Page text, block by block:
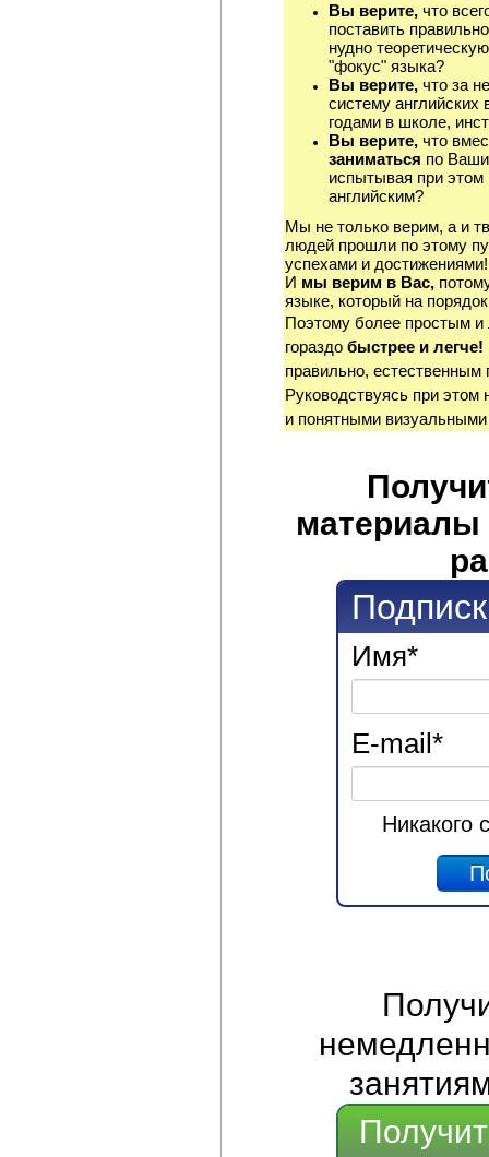
Вы верите, что
поставить
нудно
"фокус" языка?
Вы верите, что за
систему
годами в школе,
Вы верите, что
заниматься по
испытывая при этом
английским?
Мы не только верим, а и
людей прошли по этому
успехами и достижениями!
И мы верим в Вас,
языке, который на
Поэтому более простым
гораздо быстрее и легче!
правильно, естественным
Руководствуясь при
и понятными
материалы
Имя*
E-mail*
Никакого